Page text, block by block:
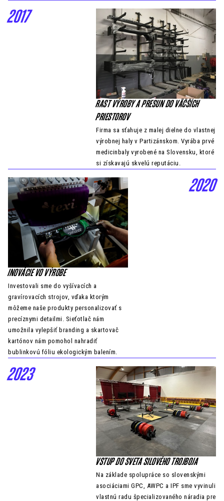
2017
RAST VÝROBY A PRESUN DO VÄČŠÍCH
PRIESTOROV
Firma sa sťahuje z malej dielne do vlastnej
výrobnej haly v Partizánskom. Vyrába prvé
medicinbaly vyrobené na Slovensku, ktoré
si získavajú skvelú reputáciu.
INOVÁCIE VO VÝROBE
Investovali sme do vyšívacích a
gravírovacích strojov, vďaka ktorým
môžeme naše produkty personalizovať s
precíznymi detailmi. Sieťotlač nám
umožnila vylepšiť branding a skartovač
kartónov nám pomohol nahradiť
bublinkovú fóliu ekologickým balením.
2020
2023
VSTUP DO SVETA SILOVÉHO TROJBOJA
Na základe spolupráce so slovenskými
asociáciami GPC, AWPC a IPF sme vyvinuli
vlastnú radu špecializovaného náradia pre